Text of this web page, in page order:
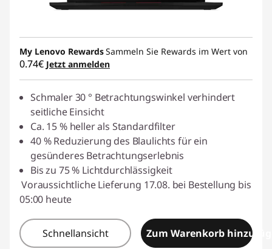
My Lenovo RewardsSammeln Sie Rewards im Wert von
0.74€ Jetzt anmelden
Schmaler 30 ° Betrachtungswinkel verhindert
seitliche Einsicht
Ca. 15 % heller als Standardfilter
40 % Reduzierung des Blaulichts für ein
gesünderes Betrachtungserlebnis
Bis zu 75 % Lichtdurchlässigkeit
Voraussichtliche Lieferung 17.08. bei Bestellung bis
05:00 heute
Schnellansicht Zum Warenkorb